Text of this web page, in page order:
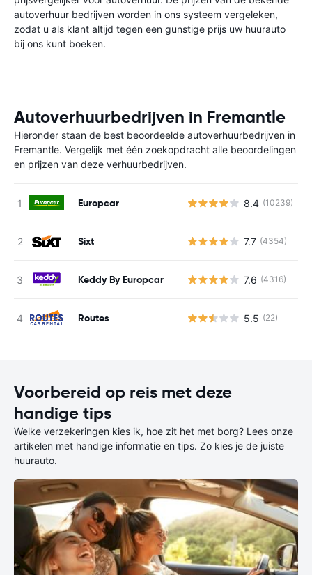
autoverhuur bedrijven worden in ons systeem vergeleken,
zodat u als klant altijd tegen een gunstige prijs uw huurauto
bij ons kunt boeken.
Autoverhuurbedrijven in Fremantle
Hieronder staan de best beoordeelde autoverhuurbedrijven in
Fremantle. Vergelijk met één zoekopdracht alle beoordelingen
en prijzen van deze verhuurbedrijven.
Europcar 8.4 (10239)
Sixt 7.7 (4354)
Keddy By Europcar 7.6 (4316)
Routes 5.5 (22)
Voorbereid op reis met deze
handige tips
Welke verzekeringen kies ik, hoe zit het met borg? Lees onze
artikelen met handige informatie en tips. Zo kies je de juiste
huurauto.